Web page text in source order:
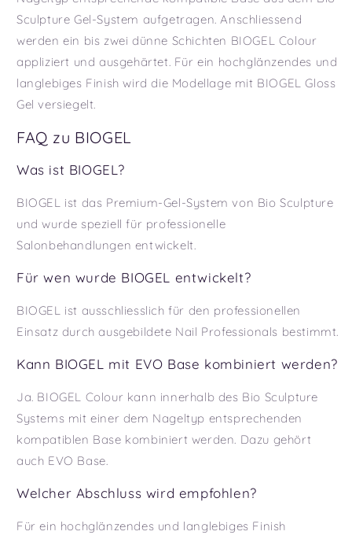
Sculpture Gel-System aufgetragen. Anschliessend
werden ein bis zwei dünne Schichten BIOGEL Colour
appliziert und ausgehärtet. Für ein hochglänzendes und
langlebiges Finish wird die Modellage mit BIOGEL Gloss
Gel versiegelt.
FAQ zu BIOGEL
Was ist BIOGEL?
BIOGEL ist das Premium-Gel-System von Bio Sculpture
und wurde speziell für professionelle
Salonbehandlungen entwickelt.
Für wen wurde BIOGEL entwickelt?
BIOGEL ist ausschliesslich für den professionellen
Einsatz durch ausgebildete Nail Professionals bestimmt.
Kann BIOGEL mit EVO Base kombiniert werden?
Ja. BIOGEL Colour kann innerhalb des Bio Sculpture
Systems mit einer dem Nageltyp entsprechenden
kompatiblen Base kombiniert werden. Dazu gehört
auch EVO Base.
Welcher Abschluss wird empfohlen?
Für ein hochglänzendes und langlebiges Finish